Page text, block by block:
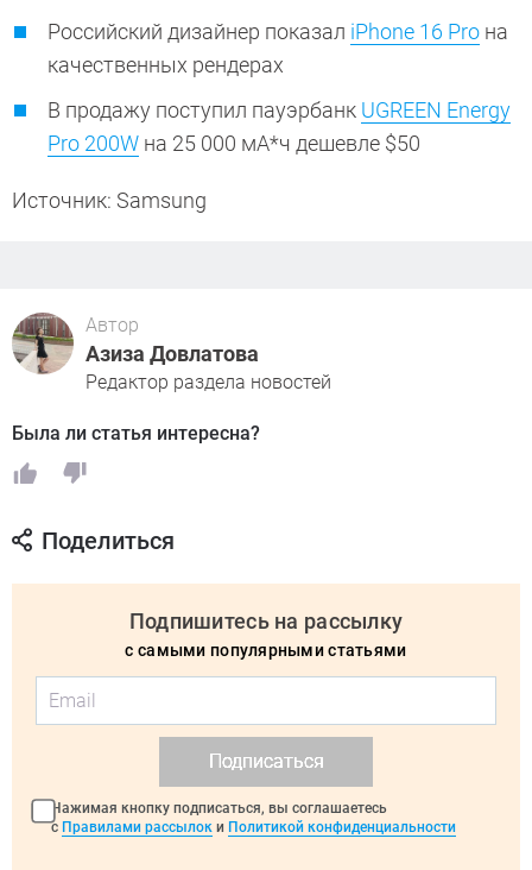
Российский дизайнер показал iPhone 16 Pro на
качественных рендерах
В продажу поступил пауэрбанк UGREEN Energy
Pro 200W на 25 000 мА*ч дешевле $50
Источник: Samsung
Автор
Азиза Довлатова
Редактор раздела новостей
Была ли статья интересна?
Поделиться
Подпишитесь на рассылку
с самыми популярными статьями
Подписаться
Нажимая кнопку подписаться, вы соглашаетесь
с Правилами рассылок и Политикой конфиденциальности